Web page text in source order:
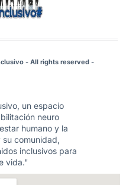
- All rights reserved -
un espacio
neuro
humano y la
su comunidad,
inclusivos para
vida."